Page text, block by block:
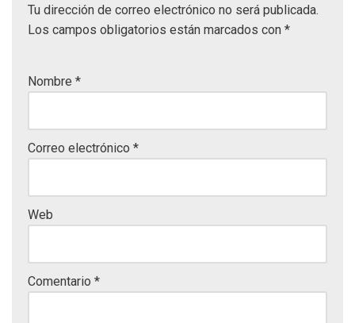
Tu dirección de correo electrónico no será publicada.
Los campos obligatorios están marcados con *
Nombre *
Correo electrónico *
Web
Comentario *